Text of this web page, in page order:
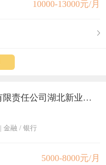
10000-13000元/月
泰康人寿保险有限责任公司湖北新业务中心
| 金融 / 银行
5000-8000元/月